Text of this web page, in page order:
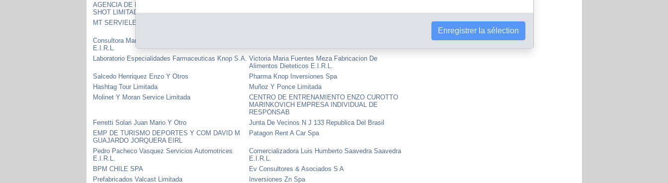
AGENCIA DE FOTOGRAFIA Y PUBLICIDAD SMILE
SHOT LIMITADA
MT SERVIELEC SPA
Consultora Marcela Alejandra Ramirez Blamey
E.I.R.L.
Laboratorio Especialidades Farmaceuticas Knop S.A.
Victoria Maria Fuentes Meza Fabricacion De
Alimentos Dieteticos E.I.R.L.
Salcedo Henriquez Enzo Y Otros
Pharma Knop Inversiones Spa
Hashtag Tour Limitada
Muñoz Y Ponce Limitada
Molinet Y Moran Service Limitada
CENTRO DE ENTRENAMIENTO ENZO CUROTTO
MARINKOVICH EMPRESA INDIVIDUAL DE
RESPONSAB
Ferretti Solari Juan Mario Y Otro
Junta De Vecinos N J 133 Republica Del Brasil
EMP DE TURISMO DEPORTES Y COM DAVID M
GUAJARDO JORQUERA EIRL
Patagon Rent A Car Spa
Pedro Pacheco Vasquez Servicios Automotrices
E.I.R.L.
Comercializadora Luis Humberto Saavedra Saavedra
E.I.R.L.
BPM CHILE SPA
Ev Consultores & Asociados S A
Prefabricados Valcast Limitada
Inversiones Zn Spa
Enregistrer la sélection